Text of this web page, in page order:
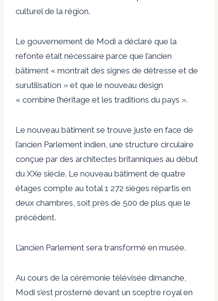
culturel de la région.
Le gouvernement de Modi a déclaré que la
refonte était nécessaire parce que l’ancien
bâtiment « montrait des signes de détresse et de
surutilisation » et que le nouveau design
« combine l’héritage et les traditions du pays ».
Le nouveau bâtiment se trouve juste en face de
l’ancien Parlement indien, une structure circulaire
conçue par des architectes britanniques au début
du XXe siècle. Le nouveau bâtiment de quatre
étages compte au total 1 272 sièges répartis en
deux chambres, soit près de 500 de plus que le
précédent.
L’ancien Parlement sera transformé en musée.
Au cours de la cérémonie télévisée dimanche,
Modi s’est prosterné devant un sceptre royal en